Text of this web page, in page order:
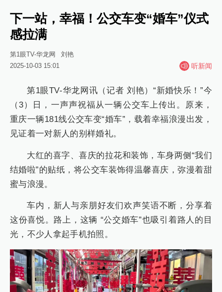
下一站，幸福！公交车变“婚车”仪式
感拉满
第1眼TV-华龙网
刘艳
2025-10-03 15:01
听新闻
第1眼TV-华龙网讯（记者 刘艳）“新婚快乐！”今
（3）日，一声声祝福从一辆公交车上传出。原来，
重庆一辆181线公交车变“婚车”，载着幸福浪漫出发，
见证着一对新人的别样婚礼。
大红的喜字、喜庆的拉花和装饰，车身两侧“我们
结婚啦”的贴纸，将公交车装饰得温馨喜庆，弥漫着甜
蜜与浪漫。
车内，新人与亲朋好友们欢声笑语不断，分享着
这份喜悦。路上，这辆 “公交婚车”也吸引着路人的目
光，不少人拿起手机拍照。